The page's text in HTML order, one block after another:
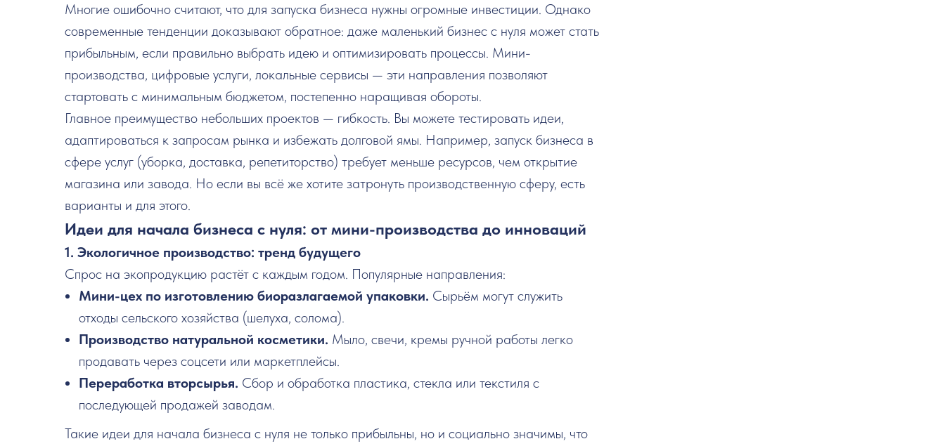
Многие ошибочно считают, что для запуска бизнеса нужны огромные инвестиции. Однако
современные тенденции доказывают обратное: даже маленький бизнес с нуля может стать
прибыльным, если правильно выбрать идею и оптимизировать процессы. Мини-
производства, цифровые услуги, локальные сервисы — эти направления позволяют
стартовать с минимальным бюджетом, постепенно наращивая обороты.
Главное преимущество небольших проектов — гибкость. Вы можете тестировать идеи,
адаптироваться к запросам рынка и избежать долговой ямы. Например, запуск бизнеса в
сфере услуг (уборка, доставка, репетиторство) требует меньше ресурсов, чем открытие
магазина или завода. Но если вы всё же хотите затронуть производственную сферу, есть
варианты и для этого.
Идеи для начала бизнеса с нуля: от мини-производства до инноваций
1. Экологичное производство: тренд будущего
Спрос на экопродукцию растёт с каждым годом. Популярные направления:
Мини-цех по изготовлению биоразлагаемой упаковки. Сырьём могут служить
отходы сельского хозяйства (шелуха, солома).
Производство натуральной косметики. Мыло, свечи, кремы ручной работы легко
продавать через соцсети или маркетплейсы.
Переработка вторсырья. Сбор и обработка пластика, стекла или текстиля с
последующей продажей заводам.
Такие идеи для начала бизнеса с нуля не только прибыльны, но и социально значимы, что